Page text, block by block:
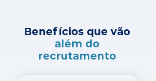
Benefícios que vão
além do
recrutamento